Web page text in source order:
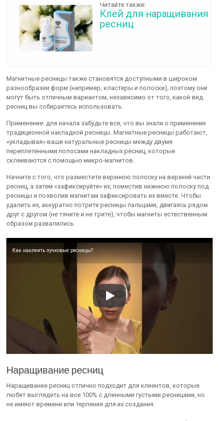
Читайте также:
Клей для наращивания
ресниц
Магнитные ресницы также становятся доступными в широком
разнообразии форм (например, кластеры и полоски), поэтому они
могут быть отличным вариантом, независимо от того, какой вид
ресниц вы собираетесь использовать.
Применение: для начала забудьте все, что вы знали о применении
традиционной накладной ресницы. Магнитные ресницы работают,
«укладывая» ваши натуральные ресницы между двумя
переплетенными полосами накладных ресниц, которые
склеиваются с помощью микро-магнитов.
Начните с того, что разместите верхнюю полоску на верхней части
ресниц, а затем «зафиксируйте» их, поместив нижнюю полоску под
ресницы и позволив магнитам зафиксировать их вместе. Чтобы
удалить их, аккуратно потрите ресницы пальцами, двигаясь рядом
друг с другом (не тяните и не трите), чтобы магниты естественным
образом развалились.
Как наклеить пучковые ресницы?
Наращивание ресниц
Наращивание ресниц отлично подходит для клиентов, которые
любят выглядеть на все 100% с длинными густыми ресницами, но
не имеют времени или терпения для их создания.